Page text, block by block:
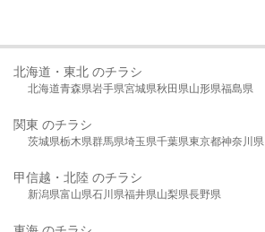
北海道・東北 のチラシ
北海道青森県岩手県宮城県秋田県山形県福島県
関東 のチラシ
茨城県栃木県群馬県埼玉県千葉県東京都神奈川県
甲信越・北陸 のチラシ
新潟県富山県石川県福井県山梨県長野県